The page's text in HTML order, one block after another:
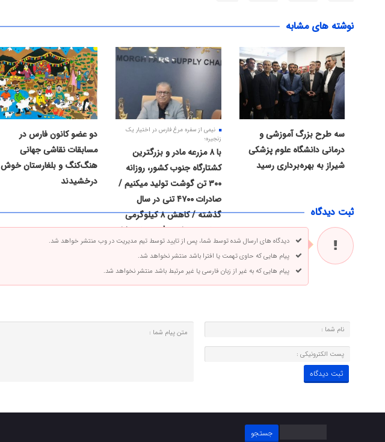
نوشته های مشابه
سه طرح بزرگ آموزشی و
درمانی دانشگاه علوم پزشکی
شیراز به بهره‌برداری رسید
نیمی از سفره مرغ فارس در اختیار یک
زنجیره؛
با ۸ مزرعه مادر و بزرگترین
کشتارگاه جنوب کشور، روزانه
۳۰۰ تن گوشت تولید میکنیم /
صادرات ۴۷۰۰ تنی در سال
گذشته / کاهش ۸ کیلوگرمی
سرانه مصرف مرغ پس از حذف
ارز ترجیحی
دو عضو کانون فارس در
مسابقات نقاشی جهانی
هنگ‌کنگ و بلغارستان خوش
درخشیدند
ثبت دیدگاه
دیدگاه های ارسال شده توسط شما، پس از تایید توسط تیم مدیریت در وب منتشر خواهد شد.
پیام هایی که حاوی تهمت یا افترا باشد منتشر نخواهد شد.
پیام هایی که به غیر از زبان فارسی یا غیر مرتبط باشد منتشر نخواهد شد.
جستجو